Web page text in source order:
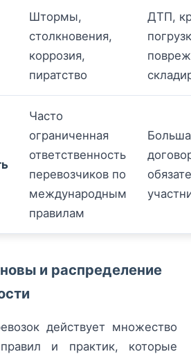
Штормы,
столкновения,
коррозия,
пиратство
ДТП,
Часто
ограниченная
ответственность
перевозчиков по
международным
правилам
и распределение
действует множество
и практик, которые